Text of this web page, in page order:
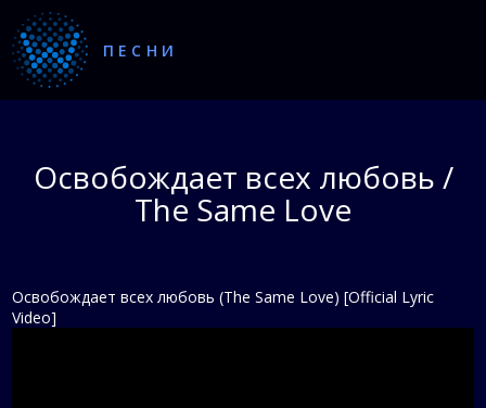
ПЕСНИ
Освобождает всех любовь /
The Same Love
Освобождает всех любовь (The Same Love) [Official Lyric
Video]